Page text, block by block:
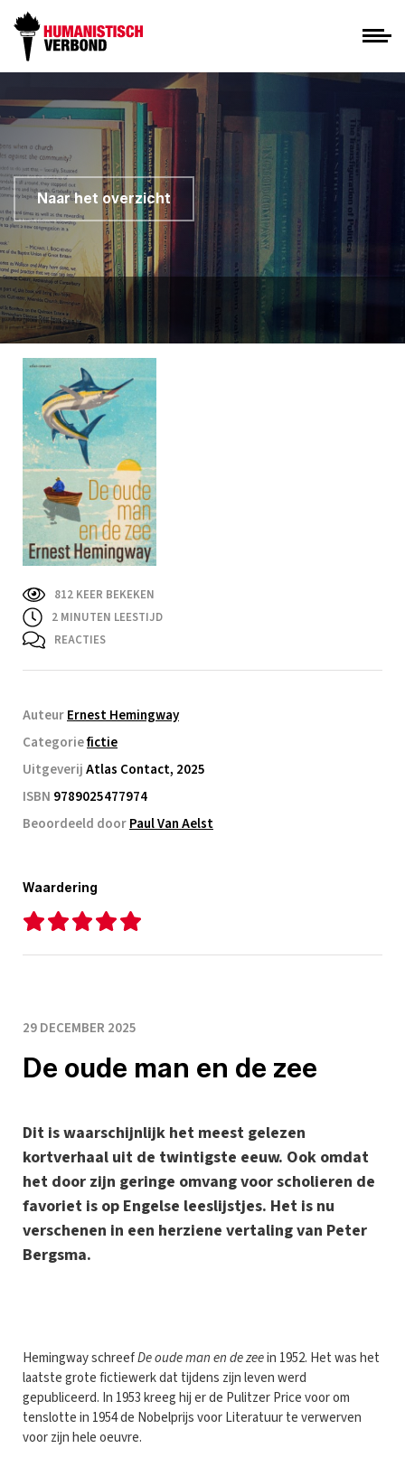
Naar het overzicht
812 KEER BEKEKEN
2 MINUTEN LEESTIJD
REACTIES
AuteurErnest Hemingway
Categoriefictie
UitgeverijAtlas Contact, 2025
ISBN 9789025477974
Beoordeeld doorPaul Van Aelst
Waardering
29 DECEMBER 2025
De oude man en de zee
Dit is waarschijnlijk het meest gelezen
kortverhaal uit de twintigste eeuw. Ook omdat
het door zijn geringe omvang voor scholieren de
favoriet is op Engelse leeslijstjes. Het is nu
verschenen in een herziene vertaling van Peter
Bergsma.
Hemingway schreefDe oude man en de zeein 1952. Het was het
laatste grote fictiewerk dat tijdens zijn leven werd
gepubliceerd. In 1953 kreeg hij er de Pulitzer Price voor om
tenslotte in 1954 de Nobelprijs voor Literatuur te verwerven
voor zijn hele oeuvre.